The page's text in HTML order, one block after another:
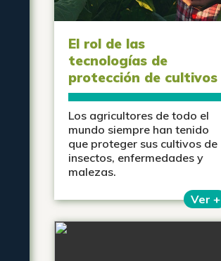
El rol de las
tecnologías de
protección de cultivos
Los agricultores de todo el
mundo siempre han tenido
que proteger sus cultivos de
insectos, enfermedades y
malezas.
Ver +